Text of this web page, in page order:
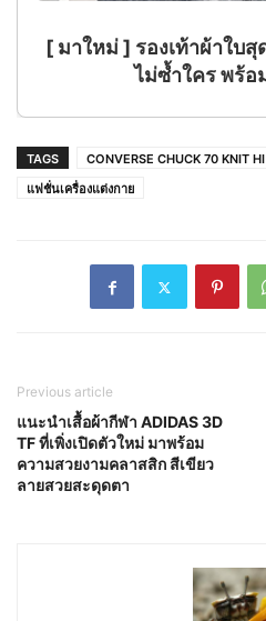
TAGS CONVERSE CHUCK 70 KNIT HI
แฟชั่นเครื่องแต่งกาย
Previous article
แนะนำเสื้อผ้ากีฬา ADIDAS 3D
TF ที่เพิ่งเปิดตัวใหม่ มาพร้อม
ความสวยงามคลาสสิก สีเขียว
ลายสวยสะดุดตา